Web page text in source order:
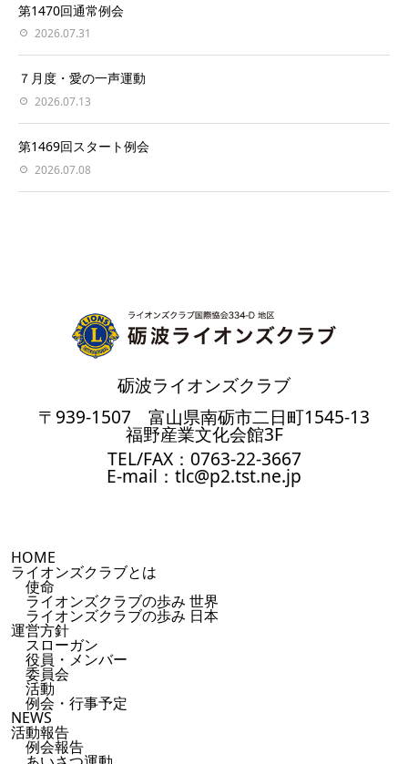
第1470回通常例会
2026.07.31
７月度・愛の一声運動
2026.07.13
第1469回スタート例会
2026.07.08
砺波ライオンズクラブ
〒939-1507 富山県南砺市二日町1545-13
福野産業文化会館3F
TEL/FAX：0763-22-3667
E-mail：tlc@p2.tst.ne.jp
HOME
ライオンズクラブとは
使命
ライオンズクラブの歩み 世界
ライオンズクラブの歩み 日本
運営方針
スローガン
役員・メンバー
委員会
活動
例会・行事予定
NEWS
活動報告
例会報告